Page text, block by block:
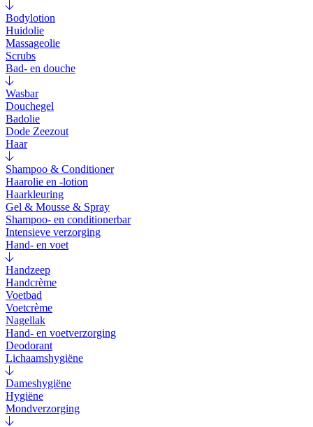
Bodylotion
Huidolie
Massageolie
Scrubs
Bad- en douche
Wasbar
Douchegel
Badolie
Dode Zeezout
Haar
Shampoo & Conditioner
Haarolie en -lotion
Haarkleuring
Gel & Mousse & Spray
Shampoo- en conditionerbar
Intensieve verzorging
Hand- en voet
Handzeep
Handcrème
Voetbad
Voetcrème
Nagellak
Hand- en voetverzorging
Deodorant
Lichaamshygiëne
Dameshygiëne
Hygiëne
Mondverzorging